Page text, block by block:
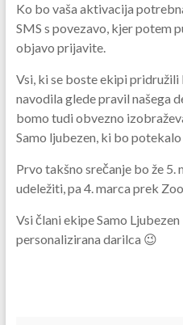
Ko bo vaša aktivacija
SMS s povezavo, kjer potem
objavo prijavite.
Vsi, ki se boste ekipi
navodila glede pravil našega
bomo tudi obvezno
Samo ljubezen, ki bo
Prvo takšno srečanje bo že 5.
udeležiti, pa 4. marca prek
Vsi člani ekipe Samo
personalizirana darilca 😉